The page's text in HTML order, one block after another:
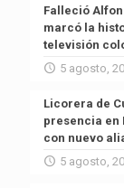
Falleció
marcó la
televisión
5 agosto,
Licorera de
presencia en
con nuevo
5 agosto,